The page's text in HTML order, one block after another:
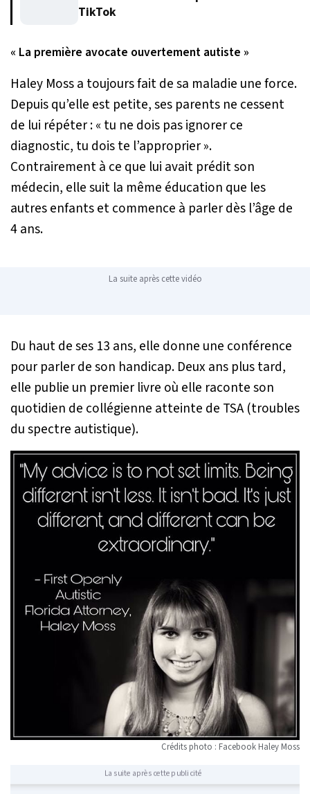
TikTok
« La première avocate ouvertement autiste »
Haley Moss a toujours fait de sa maladie une force.
Depuis qu’elle est petite, ses parents ne cessent
de lui répéter :« tu ne dois pas ignorer ce
diagnostic, tu dois te l’approprier ».
Contrairement à ce que lui avait prédit son
médecin, elle suit la même éducation que les
autres enfants et commence à parler dès l’âge de
4 ans.
La suite après cette vidéo
Du haut de ses 13 ans, elle donne une conférence
pour parler de son handicap. Deux ans plus tard,
elle publie un premier livre où elle raconte son
quotidien de collégienne atteinte de TSA (troubles
du spectre autistique).
Crédits photo : Facebook Haley Moss
La suite après cette publicité